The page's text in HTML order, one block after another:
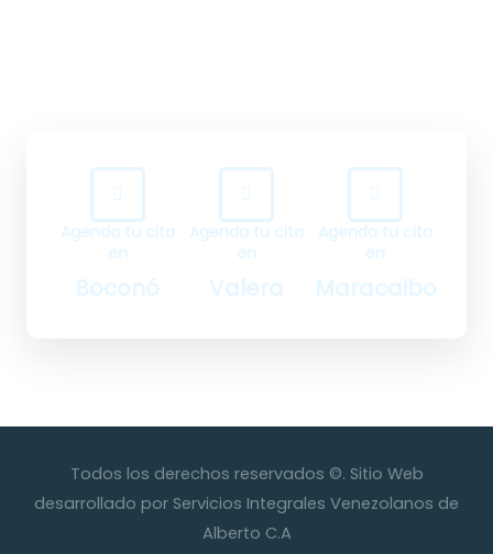
Agenda tu cita
en
Boconó
Agenda tu cita
en
Valera
Agenda tu cita
en
Maracaibo
Todos los derechos reservados ©. Sitio Web
desarrollado por Servicios Integrales Venezolanos de
Alberto C.A